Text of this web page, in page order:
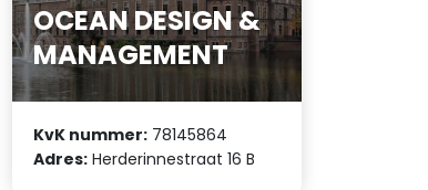
OCEAN DESIGN &
MANAGEMENT
KvK nummer: 78145864
Adres: Herderinnestraat 16 B